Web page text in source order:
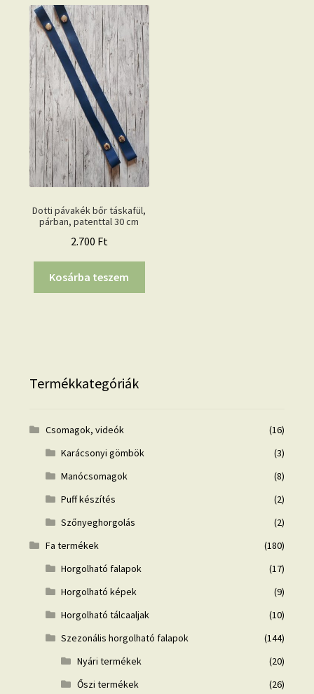
Dotti pávakék bőr táskafül,
párban, patenttal 30 cm
2.700 Ft
Kosárba teszem
Termékkategóriák
Csomagok, videók
(16)
Karácsonyi gömbök
(3)
Manócsomagok
(8)
Puff készítés
(2)
Szőnyeghorgolás
(2)
Fa termékek
(180)
Horgolható falapok
(17)
Horgolható képek
(9)
Horgolható tálcaaljak
(10)
Szezonális horgolható falapok
(144)
Nyári termékek
(20)
Őszi termékek
(26)